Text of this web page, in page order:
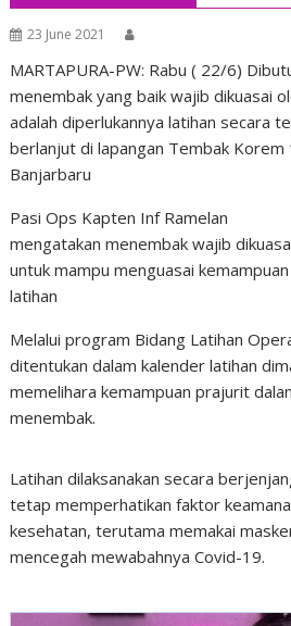
23 June 2021
MARTAPURA-PW: Rabu ( 22/6)
menembak yang baik wajib dikuasai
adalah diperlukannya latihan secara
berlanjut di lapangan Tembak
Banjarbaru
Pasi Ops Kapten Inf Ramelan
mengatakan menembak wajib
untuk mampu menguasai
latihan
Melalui program Bidang Latihan
ditentukan dalam kalender latihan
memelihara kemampuan prajurit
menembak.
Latihan dilaksanakan secara
tetap memperhatikan faktor
kesehatan, terutama memakai
mencegah mewabahnya Covid-19.